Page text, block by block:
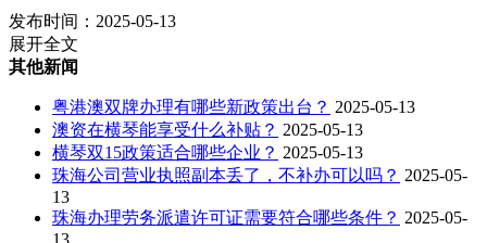
发布时间：2025-05-13
展开全文
其他新闻
粤港澳双牌办理有哪些新政策出台？ 2025-05-13
澳资在横琴能享受什么补贴？ 2025-05-13
横琴双15政策适合哪些企业？ 2025-05-13
珠海公司营业执照副本丢了，不补办可以吗？ 2025-05-
13
珠海办理劳务派遣许可证需要符合哪些条件？ 2025-05-
13